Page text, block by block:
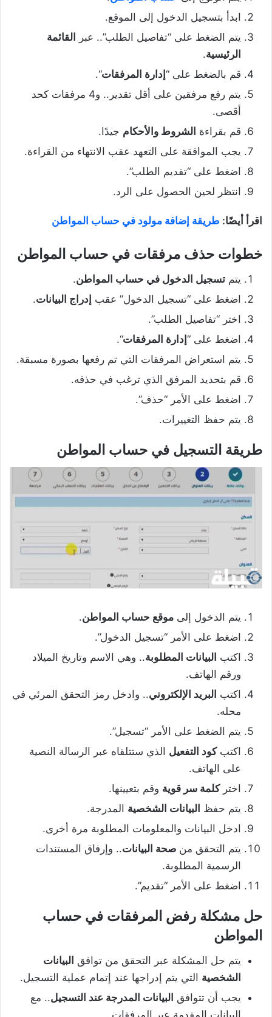
ابدأ بتسجيل الدخول إلى الموقع.
يتم الضغط على “تفاصيل الطلب”.. عبر القائمة
الرئيسية.
قم بالضغط على “إدارة المرفقات“.
يتم رفع مرفقين على أقل تقدير.. و4 مرفقات كحد
أقصى.
قم بقراءة الشروط والأحكام جيدًا.
يجب الموافقة على التعهد عقب الانتهاء من القراءة.
اضغط على “تقديم الطلب”.
انتظر لحين الحصول على الرد.
اقرأ أيضًا: طريقة إضافة مولود في حساب المواطن
خطوات حذف مرفقات في حساب المواطن
يتم تسجيل الدخول في حساب المواطن.
اضغط على “تسجيل الدخول” عقب إدراج البيانات.
اختر “تفاصيل الطلب”.
اضغط على “إدارة المرفقات“.
يتم استعراض المرفقات التي تم رفعها بصورة مسبقة.
قم بتحديد المرفق الذي ترغب في حذفه.
اضغط على الأمر “حذف”.
يتم حفظ التغييرات.
طريقة التسجيل في حساب المواطن
يتم الدخول إلى موقع حساب المواطن.
اضغط على الأمر “تسجيل الدخول”.
اكتب البيانات المطلوبة.. وهي الاسم وتاريخ الميلاد
ورقم الهاتف.
اكتب البريد الإلكتروني.. وادخل رمز التحقق المرئي في
محله.
يتم الضغط على الأمر “تسجيل”.
اكتبكود التفعيل الذي ستتلقاه عبر الرسالة النصية
على الهاتف.
اختركلمة سر قوية وقم بتعيينها.
يتم حفظ البيانات الشخصية المدرجة.
ادخل البيانات والمعلومات المطلوبة مرة أخرى.
يتم التحقق من صحة البيانات.. وإرفاق المستندات
الرسمية المطلوبة.
اضغط على الأمر “تقديم”.
حل مشكلة رفض المرفقات في حساب
المواطن
يتم حل المشكلة عبر التحقق من توافق البيانات
الشخصية التي يتم إدراجها عند إتمام عملية التسجيل.
يجب أن تتوافق البيانات المدرجة عند التسجيل.. مع